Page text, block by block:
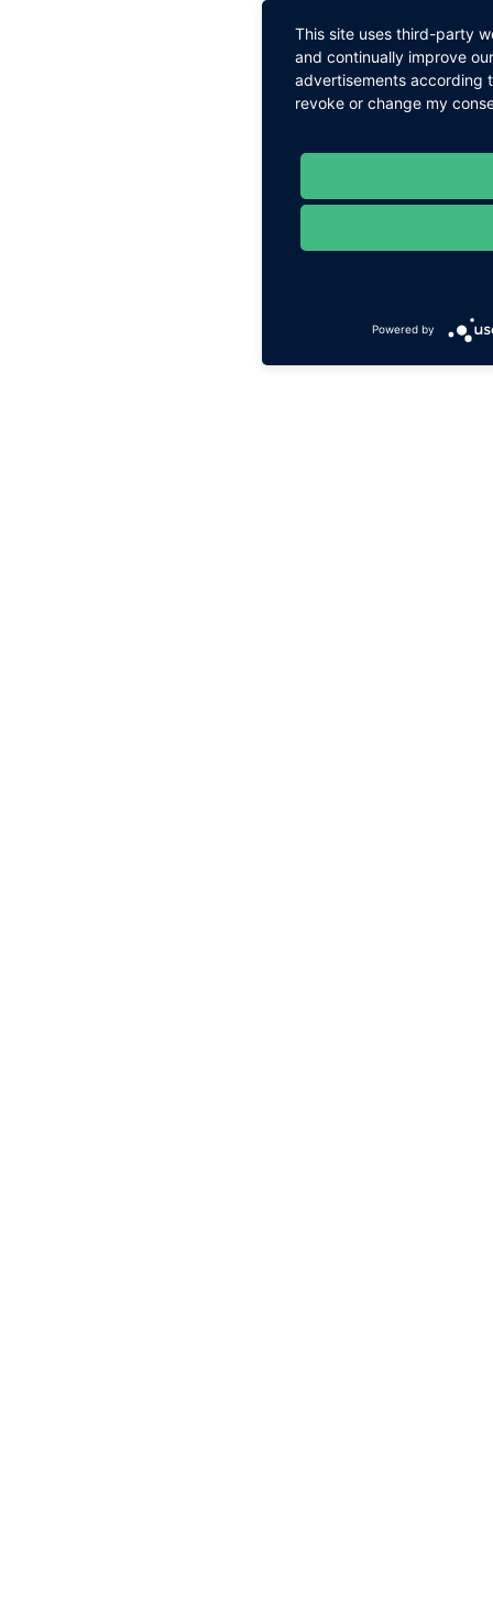
This site uses third-party
and continually improve
advertisements according
revoke or change my
Powered by